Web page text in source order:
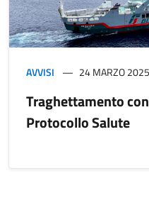
AVVISI 24 MARZO 2025
Traghettamento
Protocollo Salute